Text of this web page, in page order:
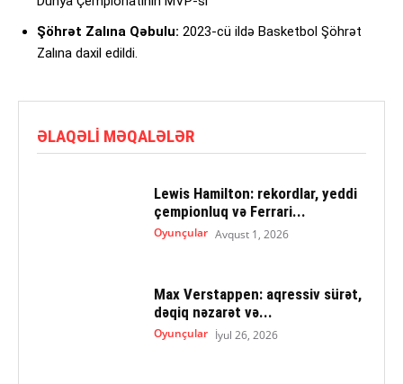
Şöhrət Zalına Qəbulu: 2023-cü ildə Basketbol Şöhrət
Zalına daxil edildi.
ƏLAQƏLI MƏQALƏLƏR
Lewis Hamilton: rekordlar, yeddi
çempionluq və Ferrari...
Oyunçular Avqust 1, 2026
Max Verstappen: aqressiv sürət,
dəqiq nəzarət və...
Oyunçular İyul 26, 2026